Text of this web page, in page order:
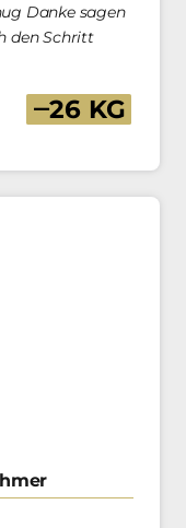
Danke sagen
den Schritt
‒26 KG